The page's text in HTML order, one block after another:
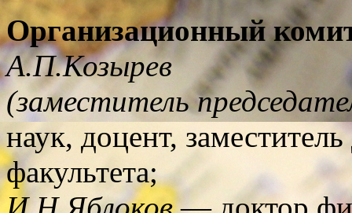
Организационный
А.П.Козырев
(заместитель
наук, доцент,
факультета;